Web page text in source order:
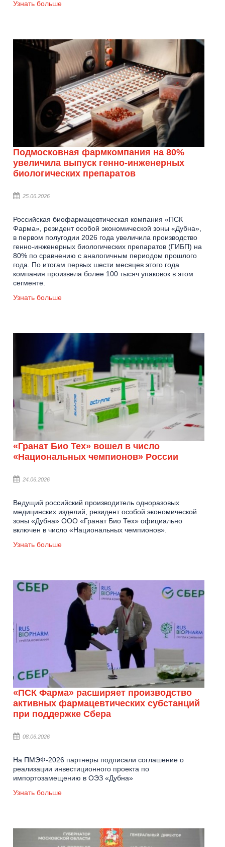
Узнать больше
Подмосковная фармкомпания на 80%
увеличила выпуск генно-инженерных
биологических препаратов
25.06.2026
Российская биофармацевтическая компания «ПСК
Фарма», резидент особой экономической зоны «Дубна»,
в первом полугодии 2026 года увеличила производство
генно-инженерных биологических препаратов (ГИБП) на
80% по сравнению с аналогичным периодом прошлого
года. По итогам первых шести месяцев этого года
компания произвела более 100 тысяч упаковок в этом
сегменте.
Узнать больше
«Гранат Био Тех» вошел в число
«Национальных чемпионов» России
24.06.2026
Ведущий российский производитель одноразовых
медицинских изделий, резидент особой экономической
зоны «Дубна» ООО «Гранат Био Тех» официально
включен в число «Национальных чемпионов».
Узнать больше
«ПСК Фарма» расширяет производство
активных фармацевтических субстанций
при поддержке Сбера
08.06.2026
На ПМЭФ-2026 партнеры подписали соглашение о
реализации инвестиционного проекта по
импортозамещению в ОЭЗ «Дубна»
Узнать больше